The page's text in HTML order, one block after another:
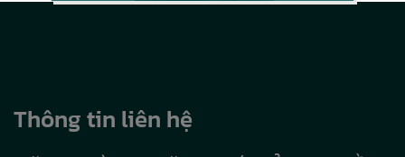
Thông tin liên hệ